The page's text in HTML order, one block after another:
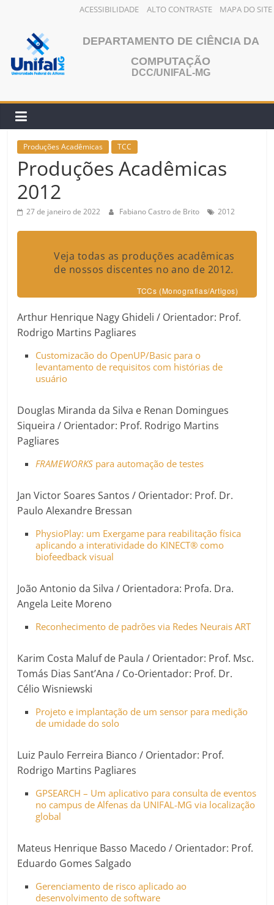
ACESSIBILIDADE ALTO CONTRASTE MAPA DO SITE
conteúdo
DEPARTAMENTO DE CIÊNCIA DA
COMPUTAÇÃO
DCC/UNIFAL-MG
Produções Acadêmicas TCC
Produções Acadêmicas
2012
27 de janeiro de 2022 Fabiano Castro de Brito 2012
Veja todas as produções acadêmicas
de nossos discentes no ano de 2012.
TCCs (Monografias/Artigos)
Arthur Henrique Nagy Ghideli / Orientador: Prof.
Rodrigo Martins Pagliares
Customizacão do OpenUP/Basic para o
levantamento de requisitos com histórias de
usuário
Douglas Miranda da Silva e Renan Domingues
Siqueira / Orientador: Prof. Rodrigo Martins
Pagliares
FRAMEWORKS para automação de testes
Jan Victor Soares Santos / Orientador: Prof. Dr.
Paulo Alexandre Bressan
PhysioPlay: um Exergame para reabilitação física
aplicando a interatividade do KINECT® como
biofeedback visual
João Antonio da Silva / Orientadora: Profa. Dra.
Angela Leite Moreno
Reconhecimento de padrões via Redes Neurais ART
Karim Costa Maluf de Paula / Orientador: Prof. Msc.
Tomás Dias Sant’Ana / Co-Orientador: Prof. Dr.
Célio Wisniewski
Projeto e implantação de um sensor para medição
de umidade do solo
Luiz Paulo Ferreira Bianco / Orientador: Prof.
Rodrigo Martins Pagliares
GPSEARCH – Um aplicativo para consulta de eventos
no campus de Alfenas da UNIFAL-MG via localização
global
Mateus Henrique Basso Macedo / Orientador: Prof.
Eduardo Gomes Salgado
Gerenciamento de risco aplicado ao
desenvolvimento de software